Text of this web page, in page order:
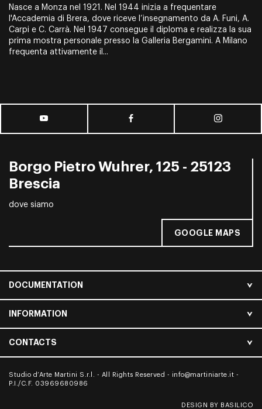
Nasce a Monza nel 1921. Nel 1944 inizia a frequentare
l'Accademia di Brera, dove riceve l’insegnamento da A. Funi, A.
Carpi e C. Carrà. Nel 1947 consegue il diploma e realizza la sua
prima mostra personale presso la Galleria Bergamini. A Milano
frequenta attivamente il...
Borgo Pietro Wuhrer, 125 - 25123
Brescia
dove siamo
GOOGLE MAPS
DOCUMENTATION
INFORMATION
CONTACTS
Studio d’Arte Martini S.r.l. - All Rights Reserved - info@martiniarte.it -
P.I./C.F. 03969680986
DESIGN BY BASILICO